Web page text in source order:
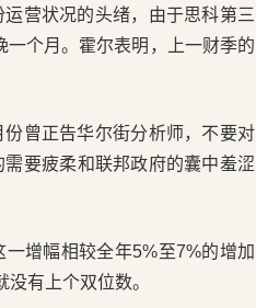
营状况的头绪，由于思科第三
个月。霍尔表明，上一财季的
曾正告华尔街分析师，不要对
要疲柔和联邦政府的囊中羞涩
增幅相较全年5%至7%的增加
有上个双位数。